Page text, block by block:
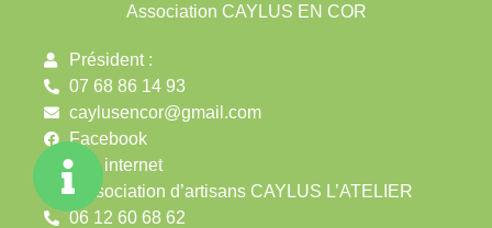
Association CAYLUS EN COR
Président :
07 68 86 14 93
caylusencor@gmail.com
Facebook
Site internet
Association d’artisans CAYLUS L’ATELIER
06 12 60 68 62